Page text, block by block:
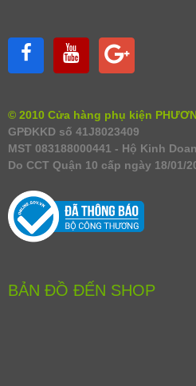
© 2010 Cửa hàng phụ kiện
GPĐKKD số 41J8023409
MST 083188000441 - Hộ Kinh
Do CCT Quận 10 cấp ngày 18/01/
BẢN ĐỒ ĐẾN SHOP